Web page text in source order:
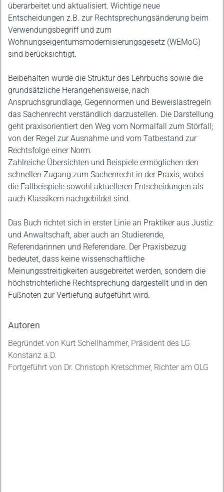
überarbeitet und aktualisiert. Wichtige neue
Entscheidungen z.B. zur Rechtsprechungsänderung beim
Verwendungsbegriff und zum
Wohnungseigentumsmodernisierungsgesetz (WEMoG)
sind berücksichtigt.
Beibehalten wurde die Struktur des Lehrbuchs sowie die
grundsätzliche Herangehensweise, nach
Anspruchsgrundlage, Gegennormen und Beweislastregeln
das Sachenrecht verständlich darzustellen. Die Darstellung
geht praxisorientiert den Weg vom Normalfall zum Störfall;
von der Regel zur Ausnahme und vom Tatbestand zur
Rechtsfolge einer Norm.
Zahlreiche Übersichten und Beispiele ermöglichen den
schnellen Zugang zum Sachenrecht in der Praxis, wobei
die Fallbeispiele sowohl aktuelleren Entscheidungen als
auch Klassikern nachgebildet sind.
Das Buch richtet sich in erster Linie an Praktiker aus Justiz
und Anwaltschaft, aber auch an Studierende,
Referendarinnen und Referendare. Der Praxisbezug
bedeutet, dass keine wissenschaftliche
Meinungsstreitigkeiten ausgebreitet werden, sondern die
höchstrichterliche Rechtsprechung dargestellt und in den
Fußnoten zur Vertiefung aufgeführt wird.
Autoren
Begründet von Kurt Schellhammer, Präsident des LG
Konstanz a.D.
Fortgeführt von Dr. Christoph Kretschmer, Richter am OLG